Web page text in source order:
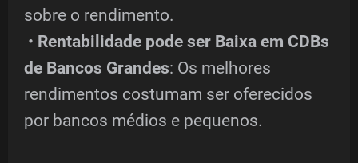
sobre o rendimento.
• Rentabilidade pode ser Baixa em CDBs
de Bancos Grandes: Os melhores
rendimentos costumam ser oferecidos
por bancos médios e pequenos.